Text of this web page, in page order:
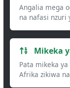
Angalia mega
na nafasi nzuri
Mikeka
Pata mikeka
Afrika zikiwa